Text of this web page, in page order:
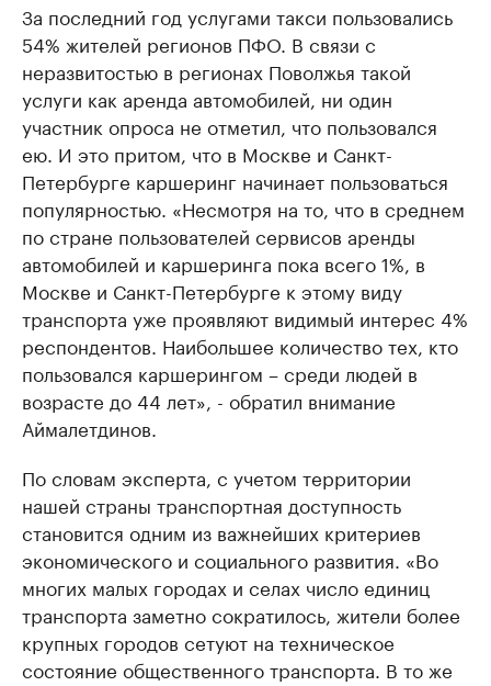
За последний год услугами такси пользовались
54% жителей регионов ПФО. В связи с
неразвитостью в регионах Поволжья такой
услуги как аренда автомобилей, ни один
участник опроса не отметил, что пользовался
ею. И это притом, что в Москве и Санкт-
Петербурге каршеринг начинает пользоваться
популярностью. «Несмотря на то, что в среднем
по стране пользователей сервисов аренды
автомобилей и каршеринга пока всего 1%, в
Москве и Санкт-Петербурге к этому виду
транспорта уже проявляют видимый интерес 4%
респондентов. Наибольшее количество тех, кто
пользовался каршерингом – среди людей в
возрасте до 44 лет», - обратил внимание
Аймалетдинов.
По словам эксперта, с учетом территории
нашей страны транспортная доступность
становится одним из важнейших критериев
экономического и социального развития. «Во
многих малых городах и селах число единиц
транспорта заметно сократилось, жители более
крупных городов сетуют на техническое
состояние общественного транспорта. В то же